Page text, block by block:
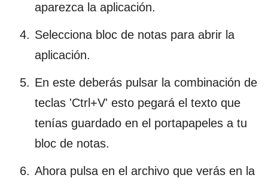
aparezca la aplicación.
Selecciona bloc de notas para abrir la
aplicación.
En este deberás pulsar la combinación de
teclas 'Ctrl+V' esto pegará el texto que
tenías guardado en el portapapeles a tu
bloc de notas.
Ahora pulsa en el archivo que verás en la